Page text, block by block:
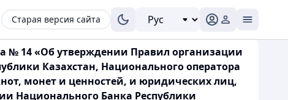
Старая версия сайта
№ 14 «Об утверждении Правил организации
Казахстан, Национального оператора
монет и ценностей, и юридических лиц,
Национального Банка Республики